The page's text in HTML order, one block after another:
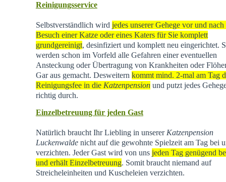
Reinigungsservice
Selbstverständlich wird jedes unserer Gehege vor und nach
Besuch einer Katze oder eines Katers für Sie komplett
grundgereinigt, desinfiziert und komplett neu eingerichtet.
werden schon im Vorfeld alle Gefahren einer eventuellen
Ansteckung oder Übertragung von Krankheiten oder
Gar aus gemacht. Desweitern kommt mind. 2-mal am Tag
Reinigungsfee in die Katzenpensionund putzt jedes
richtig durch.
Einzelbetreuung für jeden Gast
Natürlich braucht Ihr Liebling in unserer Katzenpension
Luckenwaldenicht auf die gewohnte Spielzeit am Tag bei
verzichten. Jeder Gast wird von uns jeden Tag genügend
und erhält Einzelbetreuung. Somit braucht niemand auf
Streicheleinheiten und Kuscheleien verzichten.